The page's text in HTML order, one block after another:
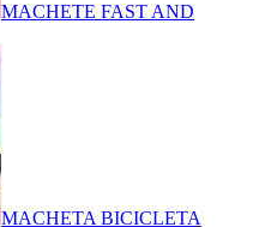
MACHETE FAST AND
MACHETA BICICLETA